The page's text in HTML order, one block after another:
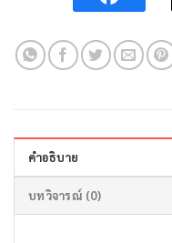
คำอธิบาย
บทวิจารณ์ (0)